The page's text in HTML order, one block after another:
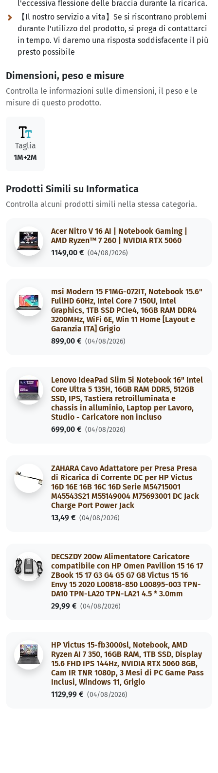
l'eccessiva flessione delle braccia durante la ricarica.
【Il nostro servizio a vita】Se si riscontrano problemi
durante l'utilizzo del prodotto, si prega di contattarci
in tempo. Vi daremo una risposta soddisfacente il più
presto possibile
Dimensioni, peso e misure
Controlla le informazioni sulle dimensioni, il peso e le
misure di questo prodotto.
Taglia
1M+2M
Prodotti Simili su Informatica
Controlla alcuni prodotti simili nella stessa categoria.
Acer Nitro V 16 AI | Notebook Gaming |
AMD Ryzen™ 7 260 | NVIDIA RTX 5060
1149,00 € (04/08/2026)
msi Modern 15 F1MG-072IT, Notebook 15.6"
FullHD 60Hz, Intel Core 7 150U, Intel
Graphics, 1TB SSD PCIe4, 16GB RAM DDR4
3200MHz, WiFi 6E, Win 11 Home [Layout e
Garanzia ITA] Grigio
899,00 € (04/08/2026)
Lenovo IdeaPad Slim 5i Notebook 16" Intel
Core Ultra 5 135H, 16GB RAM DDR5, 512GB
SSD, IPS, Tastiera retroilluminata e
chassis in alluminio, Laptop per Lavoro,
Studio - Caricatore non incluso
699,00 € (04/08/2026)
ZAHARA Cavo Adattatore per Presa Presa
di Ricarica di Corrente DC per HP Victus
16D 16E 16B 16C 16D Serie M54715001
M45543S21 M55149004 M75693001 DC Jack
Charge Port Power Jack
13,49 € (04/08/2026)
DECSZDY 200w Alimentatore Caricatore
compatibile con HP Omen Pavilion 15 16 17
ZBook 15 17 G3 G4 G5 G7 G8 Victus 15 16
Envy 15 2020 L00818-850 L00895-003 TPN-
DA10 TPN-LA20 TPN-LA21 4.5 * 3.0mm
29,99 € (04/08/2026)
HP Victus 15-fb3000sl, Notebook, AMD
Ryzen AI 7 350, 16GB RAM, 1TB SSD, Display
15.6 FHD IPS 144Hz, NVIDIA RTX 5060 8GB,
Cam IR TNR 1080p, 3 Mesi di PC Game Pass
Inclusi, Windows 11, Grigio
1129,99 € (04/08/2026)